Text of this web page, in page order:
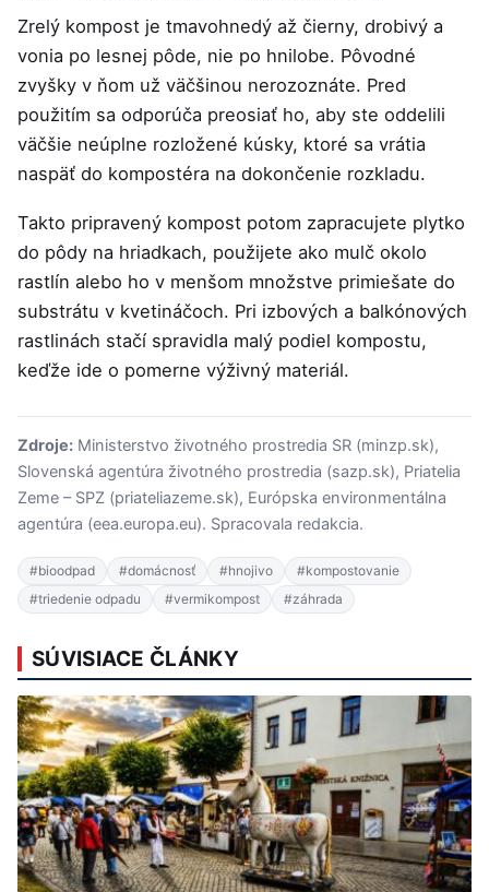
Zrelý kompost je tmavohnedý až čierny, drobivý a
vonia po lesnej pôde, nie po hnilobe. Pôvodné
zvyšky v ňom už väčšinou nerozoznáte. Pred
použitím sa odporúča preosiať ho, aby ste oddelili
väčšie neúplne rozložené kúsky, ktoré sa vrátia
naspäť do kompostéra na dokončenie rozkladu.
Takto pripravený kompost potom zapracujete plytko
do pôdy na hriadkach, použijete ako mulč okolo
rastlín alebo ho v menšom množstve primiešate do
substrátu v kvetináčoch. Pri izbových a balkónových
rastlinách stačí spravidla malý podiel kompostu,
keďže ide o pomerne výživný materiál.
Zdroje: Ministerstvo životného prostredia SR (minzp.sk),
Slovenská agentúra životného prostredia (sazp.sk), Priatelia
Zeme – SPZ (priateliazeme.sk), Európska environmentálna
agentúra (eea.europa.eu). Spracovala redakcia.
#bioodpad #domácnosť #hnojivo
#kompostovanie
#triedenie odpadu
#vermikompost #záhrada
SÚVISIACE ČLÁNKY